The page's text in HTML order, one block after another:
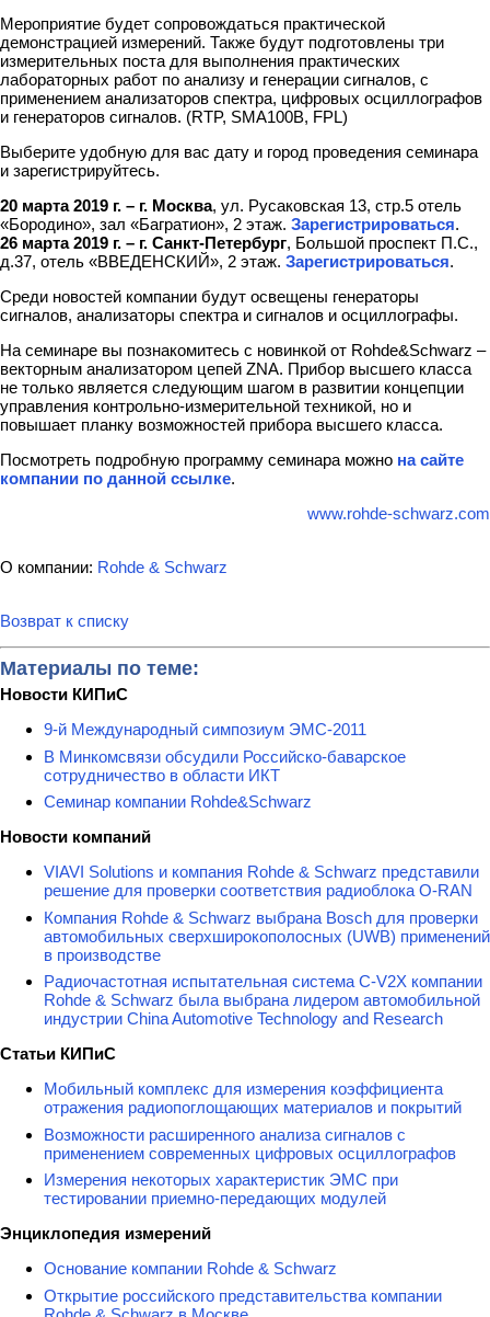
Мероприятие будет сопровождаться практической
демонстрацией измерений. Также будут подготовлены три
измерительных поста для выполнения практических
лабораторных работ по анализу и генерации сигналов, с
применением анализаторов спектра, цифровых осциллографов
и генераторов сигналов. (RTP, SMA100B, FPL)
Выберите удобную для вас дату и город проведения семинара
и зарегистрируйтесь.
20 марта 2019 г. – г. Москва, ул. Русаковская 13, стр.5 отель
«Бородино», зал «Багратион», 2 этаж. Зарегистрироваться.
26 марта 2019 г. – г. Санкт-Петербург, Большой проспект П.С.,
д.37, отель «ВВЕДЕНСКИЙ», 2 этаж. Зарегистрироваться.
Среди новостей компании будут освещены генераторы
сигналов, анализаторы спектра и сигналов и осциллографы.
На семинаре вы познакомитесь с новинкой от Rohde&Schwarz –
векторным анализатором цепей ZNA. Прибор высшего класса
не только является следующим шагом в развитии концепции
управления контрольно-измерительной техникой, но и
повышает планку возможностей прибора высшего класса.
Посмотреть подробную программу семинара можно на сайте
компании по данной ссылке.
www.rohde-schwarz.com
О компании: Rohde & Schwarz
Возврат к списку
Материалы по теме:
Новости КИПиС
9-й Международный симпозиум ЭМС-2011
В Минкомсвязи обсудили Российско-баварское
сотрудничество в области ИКТ
Семинар компании Rohde&Schwarz
Новости компаний
VIAVI Solutions и компания Rohde & Schwarz представили
решение для проверки соответствия радиоблока O-RAN
Компания Rohde & Schwarz выбрана Bosch для проверки
автомобильных сверхширокополосных (UWB) применений
в производстве
Радиочастотная испытательная система C-V2X компании
Rohde & Schwarz была выбрана лидером автомобильной
индустрии China Automotive Technology and Research
Статьи КИПиС
Мобильный комплекс для измерения коэффициента
отражения радиопоглощающих материалов и покрытий
Возможности расширенного анализа сигналов с
применением современных цифровых осциллографов
Измерения некоторых характеристик ЭМС при
тестировании приемно-передающих модулей
Энциклопедия измерений
Основание компании Rohde & Schwarz
Открытие российского представительства компании